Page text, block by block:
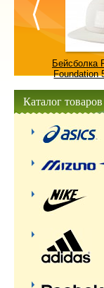
Бейсболка
Foundation
Каталог товаров